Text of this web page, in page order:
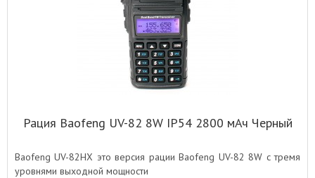
Рация Baofeng UV-82 8W IP54 2800 мАч Черный
Baofeng UV-82HX это версия рации Baofeng UV-82 8W с тремя
уровнями выходной мощности